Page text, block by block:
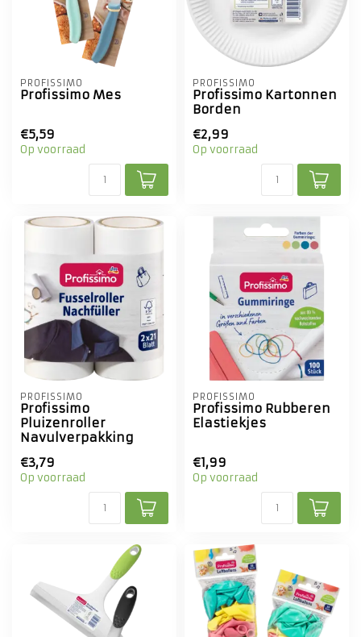
PROFISSIMO
Profissimo Mes
€5,59
Op voorraad
PROFISSIMO
Profissimo Kartonnen
Borden
€2,99
Op voorraad
PROFISSIMO
Profissimo
Pluizenroller
Navulverpakking
€3,79
Op voorraad
PROFISSIMO
Profissimo Rubberen
Elastiekjes
€1,99
Op voorraad